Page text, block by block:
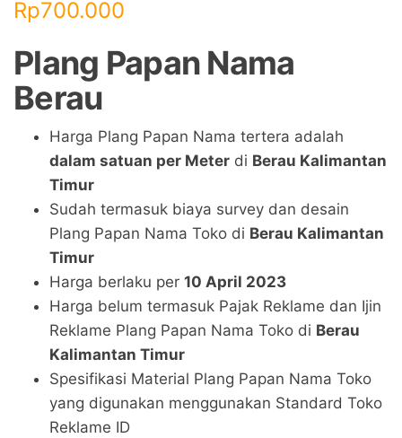
Rp700.000
Plang Papan Nama
Berau
Harga Plang Papan Nama tertera adalah
dalam satuan per Meter di Berau Kalimantan
Timur
Sudah termasuk biaya survey dan desain
Plang Papan Nama Toko di Berau Kalimantan
Timur
Harga berlaku per 10 April 2023
Harga belum termasuk Pajak Reklame dan Ijin
Reklame Plang Papan Nama Toko di Berau
Kalimantan Timur
Spesifikasi Material Plang Papan Nama Toko
yang digunakan menggunakan Standard Toko
Reklame ID